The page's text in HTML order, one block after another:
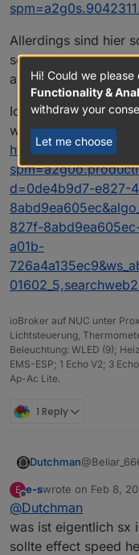
Allerdings sind hier
sehen. Also werden
angesteuert.
Ich habe noch ein
würde ich dies hier
https://
d=0de4b9d7-e827-
827f-
a01b-
ioBroker auf NUC unter
Lichtsteuerung,
Beleuchtung: WLED (9);
EMS-ESP; 1 Echo V2; 3
Ap-Ac Lite.
1 Reply
Dutchman
Version
jup, > 0.8.4
E
Offline
e-swrote on Feb 8,
last edited by
@Dutchman
was ist eigentlich sx
sollte effect speed
Hi! Could we
Functionality &
withdraw your
Let me choose